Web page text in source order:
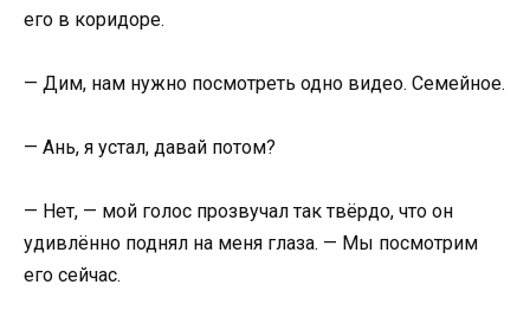
его в коридоре.
— Дим, нам нужно посмотреть одно видео. Семейное.
— Ань, я устал, давай потом?
— Нет, — мой голос прозвучал так твёрдо, что он
удивлённо поднял на меня глаза. — Мы посмотрим
его сейчас.